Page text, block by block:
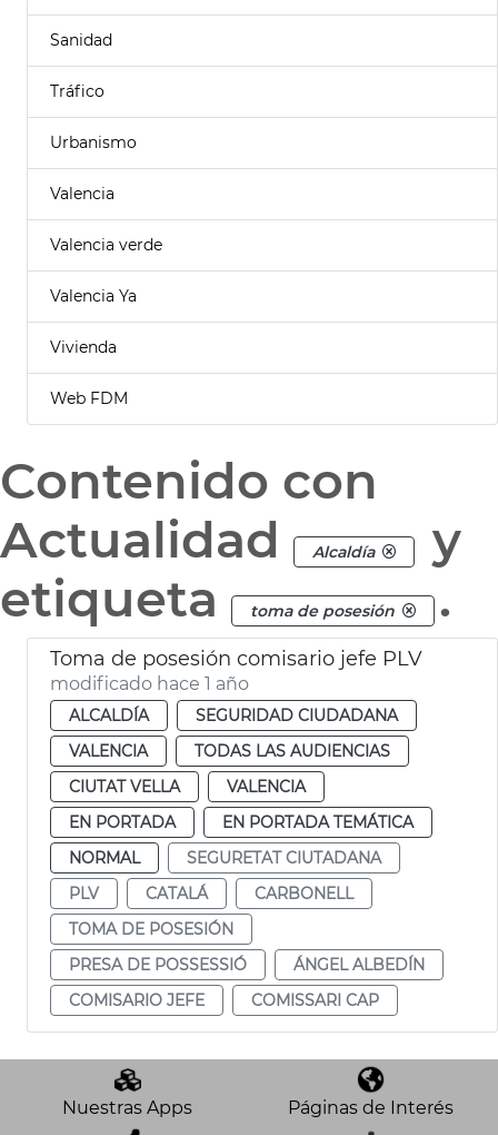
Sanidad
Tráfico
Urbanismo
Valencia
Valencia verde
Valencia Ya
Vivienda
Web FDM
Contenido con
Actualidad
Alcaldía
y
etiqueta
toma de posesión .
Toma de posesión comisario jefe PLV
modificado hace 1 año
ALCALDÍA
SEGURIDAD CIUDADANA
VALENCIA
TODAS LAS AUDIENCIAS
CIUTAT VELLA
VALENCIA
EN PORTADA
EN PORTADA TEMÁTICA
NORMAL
SEGURETAT CIUTADANA
PLV
CATALÁ
CARBONELL
TOMA DE POSESIÓN
PRESA DE POSSESSIÓ
ÁNGEL ALBEDÍN
COMISARIO JEFE
COMISSARI CAP
Nuestras Apps Páginas de Interés